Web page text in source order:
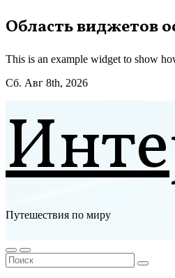
Перейти
к
Область виджетов
This is an example widget to show
Сб. Авг 8th, 2026
Путешествия по миру